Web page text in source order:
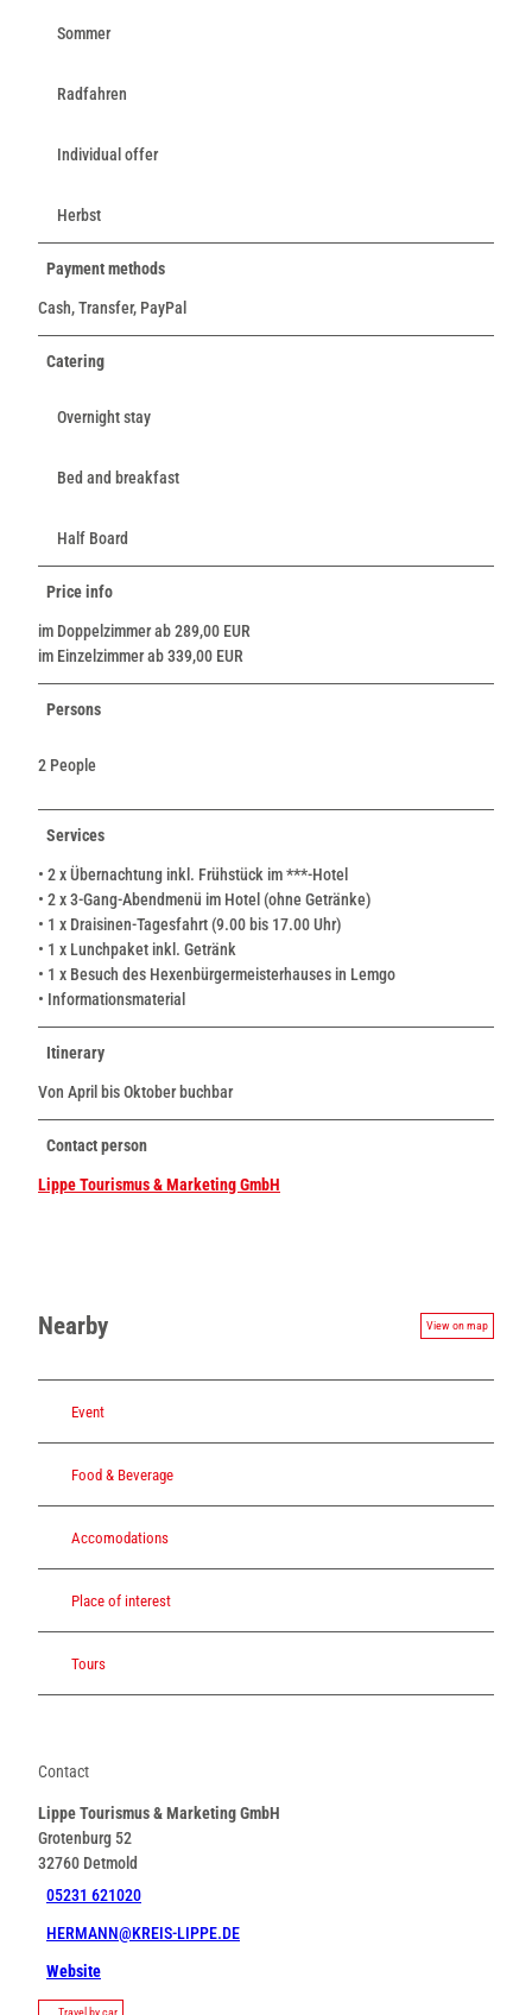
Sommer
Radfahren
Individual offer
Herbst
Payment methods
Cash, Transfer, PayPal
Catering
Overnight stay
Bed and breakfast
Half Board
Price info
im Doppelzimmer ab 289,00 EUR
im Einzelzimmer ab 339,00 EUR
Persons
2 People
Services
• 2 x Übernachtung inkl. Frühstück im ***-Hotel
• 2 x 3-Gang-Abendmenü im Hotel (ohne Getränke)
• 1 x Draisinen-Tagesfahrt (9.00 bis 17.00 Uhr)
• 1 x Lunchpaket inkl. Getränk
• 1 x Besuch des Hexenbürgermeisterhauses in Lemgo
• Informationsmaterial
Itinerary
Von April bis Oktober buchbar
Contact person
Lippe Tourismus & Marketing GmbH
Nearby View on map
Event
Food & Beverage
Accomodations
Place of interest
Tours
Contact
Lippe Tourismus & Marketing GmbH
Grotenburg 52
32760 Detmold
05231 621020
HERMANN@KREIS-LIPPE.DE
Website